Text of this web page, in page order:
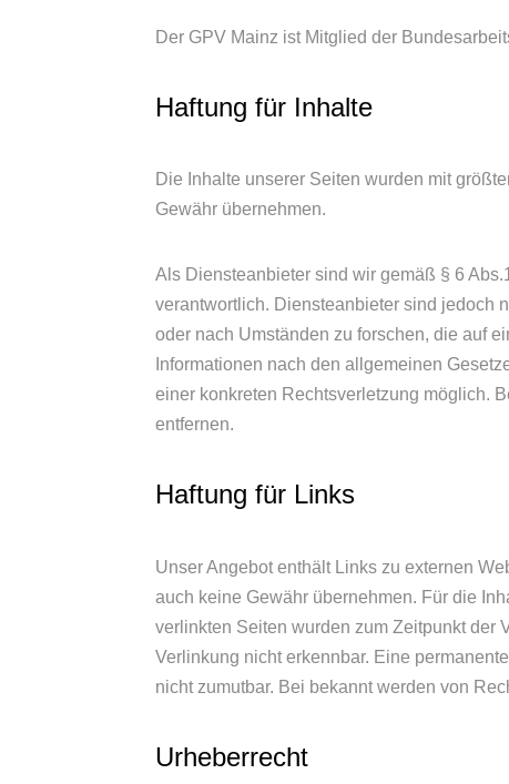
Der GPV Mainz ist Mitglied der
Haftung für Inhalte
Die Inhalte unserer Seiten wurden mit
Gewähr übernehmen.
Als Diensteanbieter sind wir gemäß § 6
verantwortlich. Diensteanbieter sind jedoch
oder nach Umständen zu forschen, die auf
Informationen nach den allgemeinen
einer konkreten Rechtsverletzung möglich.
entfernen.
Haftung für Links
Unser Angebot enthält Links zu externen
auch keine Gewähr übernehmen. Für die
verlinkten Seiten wurden zum Zeitpunkt der
Verlinkung nicht erkennbar. Eine
nicht zumutbar. Bei bekannt werden von
Urheberrecht